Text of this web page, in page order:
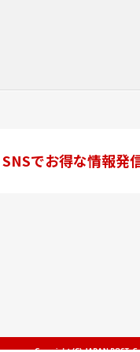
SNSでお得な情報発